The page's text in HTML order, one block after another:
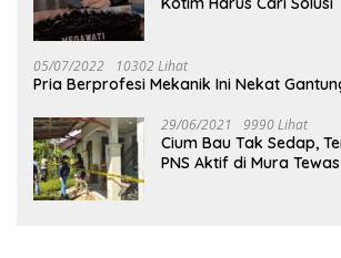
05/07/2022 10302 Lihat
Pria Berprofesi Mekanik Ini Nekat
29/06/2021 9990 Lihat
Cium Bau Tak Sedap,
PNS Aktif di Mura